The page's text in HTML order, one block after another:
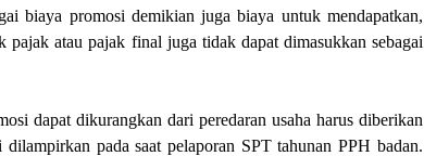
biaya promosi demikian juga biaya untuk mendapatkan,
atau pajak final juga tidak dapat dimasukkan sebagai
dapat dikurangkan dari peredaran usaha harus diberikan
pada saat pelaporan SPT tahunan PPH badan.